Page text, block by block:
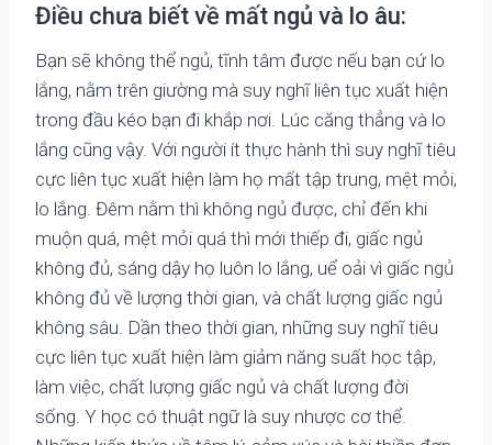
Điều chưa biết về mất ngủ và lo âu:
Bạn sẽ không thể ngủ, tĩnh tâm được nếu bạn cứ lo
lắng, nằm trên giường mà suy nghĩ liên tục xuất hiện
trong đầu kéo bạn đi khắp nơi. Lúc căng thẳng và lo
lắng cũng vậy. Với người ít thực hành thì suy nghĩ tiêu
cực liên tục xuất hiện làm họ mất tập trung, mệt mỏi,
lo lắng. Đêm nằm thì không ngủ được, chỉ đến khi
muộn quá, mệt mỏi quá thì mới thiếp đi, giấc ngủ
không đủ, sáng dậy họ luôn lo lắng, uể oải vì giấc ngủ
không đủ về lượng thời gian, và chất lượng giấc ngủ
không sâu. Dần theo thời gian, những suy nghĩ tiêu
cực liên tục xuất hiện làm giảm năng suất học tập,
làm việc, chất lượng giấc ngủ và chất lượng đời
sống. Y học có thuật ngữ là suy nhược cơ thể.